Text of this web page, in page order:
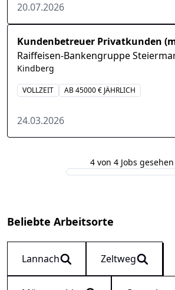
20.07.2026
Kundenbetreuer Privatkunden
Raiffeisen-Bankengruppe
Kindberg
VOLLZEIT AB 45000 € JÄHRLICH
24.03.2026
4 von 4 Jobs gesehen
Beliebte Arbeitsorte
Lannach Zeltweg